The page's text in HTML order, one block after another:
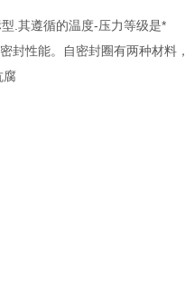
.其遵循的温度-压力等级是*
封性能。自密封圈有两种材料，
腐